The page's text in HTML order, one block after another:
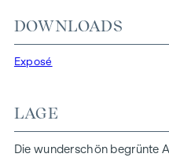
qm. Frisch ausgemalt und
sie Ihre Wohlfühlwohnung
die hofseitige Wohnküche
ausgestatteter
Innenhof
DOWNLOADS
Exposé
LAGE
Die wunderschön begrünte